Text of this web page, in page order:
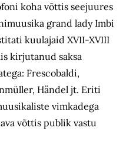
koha võttis seejuures
grand lady Imbi
kuulajaid XVII-XVIII
kirjutanud saksa
Frescobaldi,
Händel jt. Eriti
vimkadega
võttis publik vastu